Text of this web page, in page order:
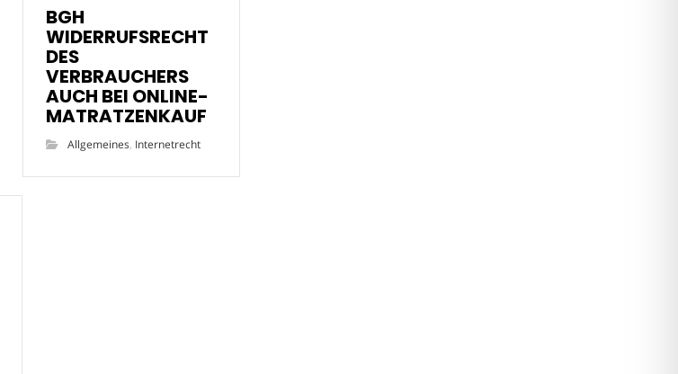
BGH
WIDERRUFSRECHT
DES
VERBRAUCHERS
AUCH BEI ONLINE-
MATRATZENKAUF
Allgemeines, Internetrecht